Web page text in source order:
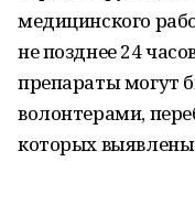
медицинского
не позднее 24
препараты могут
волонтерами,
которых